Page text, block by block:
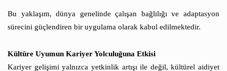
Bu yaklaşım, dünya genelinde çalışan bağlılığı ve adaptasyon
sürecini güçlendiren bir uygulama olarak kabul edilmektedir.
Kültüre Uyumun Kariyer Yolculuğuna Etkisi
Kariyer gelişimi yalnızca yetkinlik artışı ile değil, kültürel aidiyet